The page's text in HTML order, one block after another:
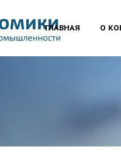
ГЛАВНАЯ О